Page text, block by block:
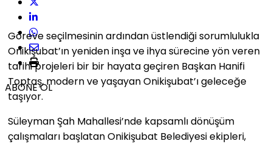
ABONE OL
Göreve seçilmesinin ardından üstlendiği sorumlulukla
Onikişubat’ın yeniden inşa ve ihya sürecine yön veren
tarihi projeleri bir bir hayata geçiren Başkan Hanifi
Toptaş, modern ve yaşayan Onikişubat’ı geleceğe
taşıyor.
Süleyman Şah Mahallesi’nde kapsamlı dönüşüm
çalışmaları başlatan Onikişubat Belediyesi ekipleri,